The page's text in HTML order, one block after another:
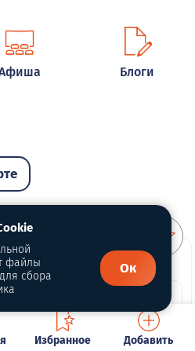
Блоги
Избранное Добавить
файлы
сбора
Ок